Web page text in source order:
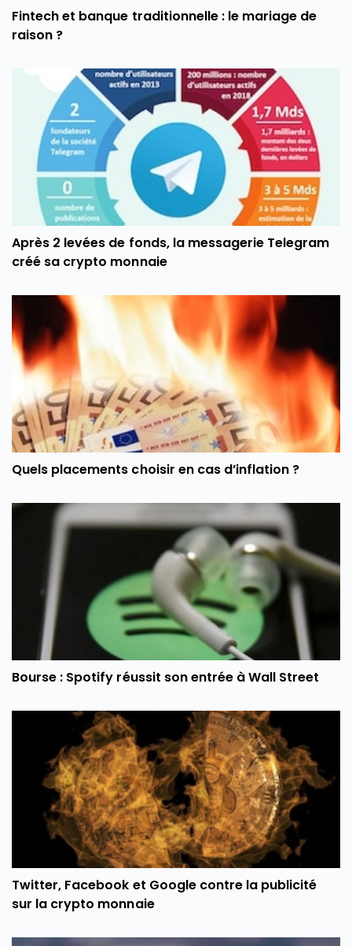
Fintech et banque traditionnelle : le mariage de
raison ?
Après 2 levées de fonds, la messagerie Telegram
créé sa crypto monnaie
Quels placements choisir en cas d’inflation ?
Bourse : Spotify réussit son entrée à Wall Street
Twitter, Facebook et Google contre la publicité
sur la crypto monnaie